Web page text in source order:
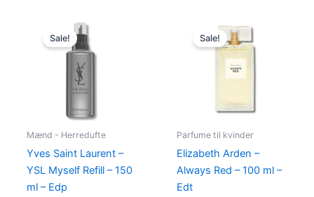
Sale!
Mænd - Herredufte
Yves Saint Laurent –
YSL Myself Refill – 150
ml – Edp
Original
price
was:
1.200,00 kr..
Sale!
Parfume til kvinder
Elizabeth Arden –
Always Red – 100 ml –
Edt
price
was:
610,00 kr..